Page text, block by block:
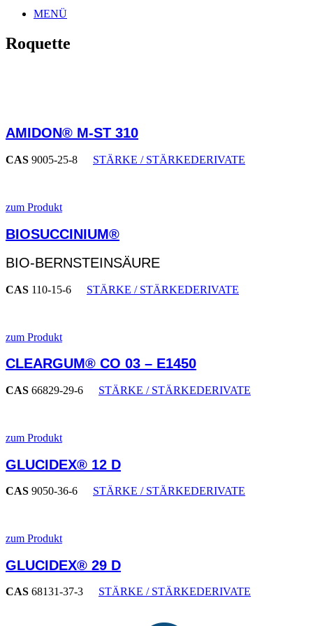
MENÜ
Roquette
AMIDON® M-ST 310
CAS 9005-25-8 STÄRKE / STÄRKEDERIVATE
zum Produkt
BIOSUCCINIUM®
BIO-BERNSTEINSÄURE
CAS 110-15-6 STÄRKE / STÄRKEDERIVATE
zum Produkt
CLEARGUM® CO 03 – E1450
CAS 66829-29-6 STÄRKE / STÄRKEDERIVATE
zum Produkt
GLUCIDEX® 12 D
CAS 9050-36-6 STÄRKE / STÄRKEDERIVATE
zum Produkt
GLUCIDEX® 29 D
CAS 68131-37-3 STÄRKE / STÄRKEDERIVATE